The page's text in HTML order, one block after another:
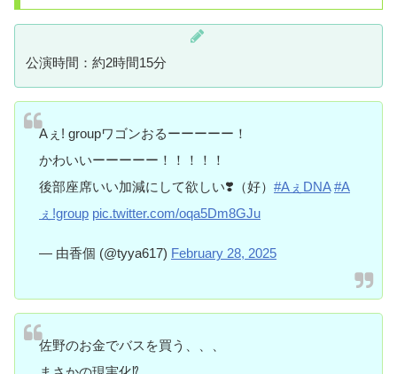
公演時間：約2時間15分
Aぇ! groupワゴンおるーーーーー！
かわいいーーーーー！！！！！
後部座席いい加減にして欲しい❣️（好） #AぇDNA #A
ぇǃgroup pic.twitter.com/oqa5Dm8GJu
— 由香個 (@tyya617) February 28, 2025
佐野のお金でバスを買う、、、